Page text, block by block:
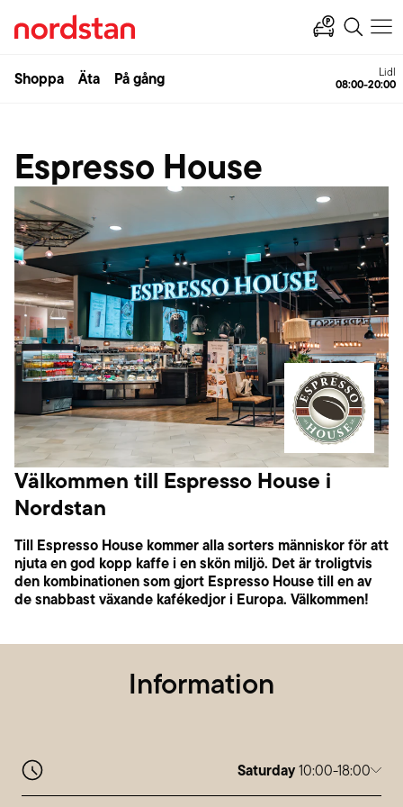
Shoppa Äta På gång Lidl
08:00-20:00
Espresso House
Välkommen till Espresso House i
Nordstan
Till Espresso House kommer alla sorters människor för att
njuta en god kopp kaffe i en skön miljö. Det är troligtvis
den kombinationen som gjort Espresso House till en av
de snabbast växande kafékedjor i Europa. Välkommen!
Information
Saturday10:00-18:00
Monday
10:00-20:00